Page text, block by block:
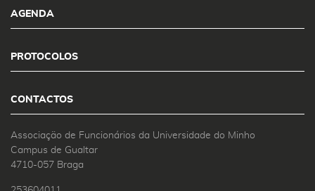
AGENDA
PROTOCOLOS
CONTACTOS
Associação de Funcionários da Universidade do Minho
Campus de Gualtar
4710-057 Braga